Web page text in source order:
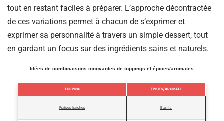
tout en restant faciles à préparer. L’approche décontractée
de ces variations permet à chacun de s’exprimer et
exprimer sa personnalité à travers un simple dessert, tout
en gardant un focus sur des ingrédients sains et naturels.
Idées de combinaisons innovantes de toppings et épices/aromates
TOPPING ÉPICES/AROMATE
Fraises fraîches Basilic